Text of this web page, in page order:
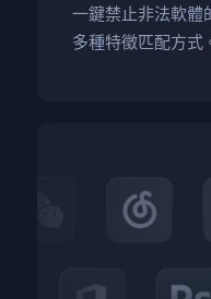
一鍵禁止非法軟體
多種特徵匹配方式